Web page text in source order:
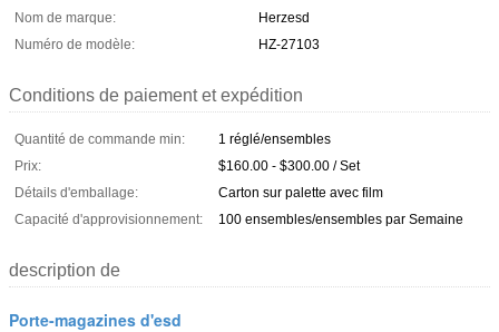
Nom de marque:
Herzesd
Numéro de modèle:
HZ-27103
Conditions de paiement et expédition
Quantité de commande min:
1 réglé/ensembles
Prix:
$160.00 - $300.00 / Set
Détails d'emballage:
Carton sur palette avec film
Capacité d'approvisionnement:
100 ensembles/ensembles par Semaine
description de
Porte-magazines d'esd